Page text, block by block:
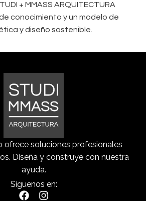
+ MMASS ARQUITECTURA
conocimiento y un modelo de
y diseño sostenible.
ofrece soluciones profesionales
Diseña y construye con nuestra
ayuda.
Síguenos en: